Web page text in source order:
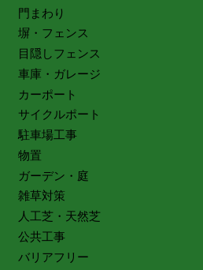
門まわり
塀・フェンス
目隠しフェンス
車庫・ガレージ
カーポート
サイクルポート
駐車場工事
物置
ガーデン・庭
雑草対策
人工芝・天然芝
公共工事
バリアフリー